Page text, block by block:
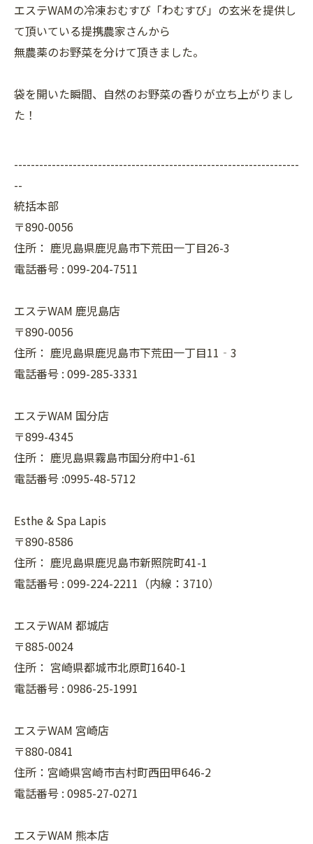
エステWAMの冷凍おむすび「わむすび」の玄米を提供し
て頂いている提携農家さんから
無農薬のお野菜を分けて頂きました。
袋を開いた瞬間、自然のお野菜の香りが立ち上がりまし
た！
--------------------------------------------------------------------
--
統括本部
〒890-0056
住所： 鹿児島県鹿児島市下荒田一丁目26-3
電話番号 : 099-204-7511
エステWAM 鹿児島店
〒890-0056
住所： 鹿児島県鹿児島市下荒田一丁目11‐3
電話番号 : 099-285-3331
エステWAM 国分店
〒899-4345
住所： 鹿児島県霧島市国分府中1-61
電話番号 :0995-48-5712
Esthe & Spa Lapis
〒890-8586
住所： 鹿児島県鹿児島市新照院町41-1
電話番号 : 099-224-2211（内線：3710）
エステWAM 都城店
〒885-0024
住所： 宮崎県都城市北原町1640-1
電話番号 : 0986-25-1991
エステWAM 宮崎店
〒880-0841
住所：宮崎県宮崎市吉村町西田甲646-2
電話番号 : 0985-27-0271
エステWAM 熊本店